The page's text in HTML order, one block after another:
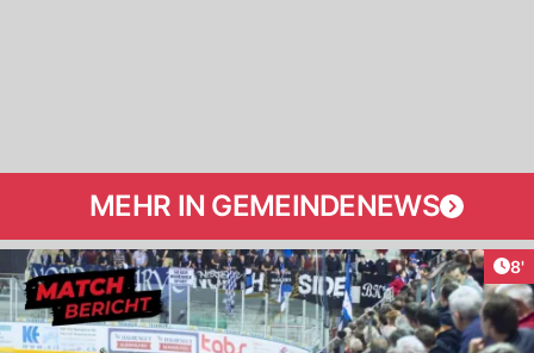
MEHR IN GEMEINDENEWS
8'